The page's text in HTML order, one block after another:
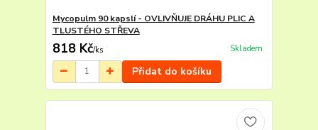
Mycopulm 90 kapslí - OVLIVŇUJE DRÁHU PLIC A
TLUSTÉHO STŘEVA
818 Kč/ks Skladem
Přidat do košíku